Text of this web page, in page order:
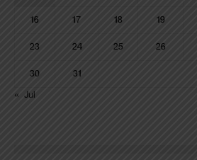
16 17 18 19
23 24 25 26
30
31
« Jul